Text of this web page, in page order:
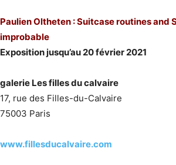
Paulien Oltheten : Suitcase routines and
improbable
Exposition jusqu’au 20 février 2021
galerie Les filles du calvaire
17, rue des Filles-du-Calvaire
75003 Paris
www.fillesducalvaire.com